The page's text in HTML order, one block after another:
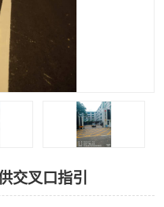
交叉口指引